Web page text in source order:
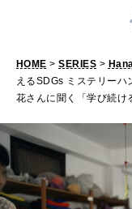
[12星
[12星
女神
HOME >SERIES >
えるSDGs ミステリーハ
花さんに聞く「学び続け